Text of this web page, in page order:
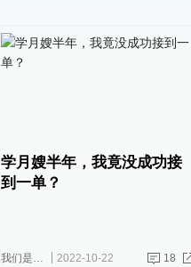
学月嫂半年，我竟没成功接
到一单？
我们是有故事的人 2022-10-22 18